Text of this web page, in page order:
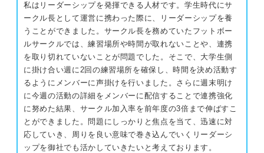
私はリーダーシップを発揮できる人材です。学生時代にサ
ークル長として運営に携わった際に、リーダーシップを養
うことができました。サークル長を務めていたフットボー
ルサークルでは、練習場所や時間が取れないことや、連携
を取り切れていないことが問題でした。そこで、大学生側
に掛け合い週に2回の練習場所を確保し、時間を決め活動す
るようにメンバーに声掛けを行いました。さらに週末明け
に今週の活動の詳細をメンバーに配信することで連携強化
に努めた結果、サークル加入率を前年度の3倍まで伸ばすこ
とができました。問題にしっかりと焦点を当て、迅速に対
応していき、周りを良い意味で巻き込んでいくリーダーシ
ップを御社でも活かしていきたいと考えております。
頑固で人の言うことを聞かない
粘り強い性格を自己PRで伝える構成
①強みが粘り強い性格であること
②粘り強い性格を発揮したエピソード
③入社後粘り強い性格をどう活かすか